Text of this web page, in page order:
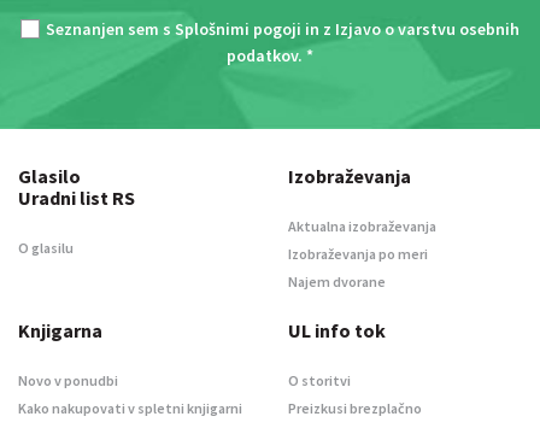
Seznanjen sem s Splošnimi pogoji in z Izjavo o varstvu osebnih
podatkov. *
Glasilo
Uradni list RS
O glasilu
Izobraževanja
Aktualna izobraževanja
Izobraževanja po meri
Najem dvorane
Knjigarna
Novo v ponudbi
Kako nakupovati v spletni knjigarni
UL info tok
O storitvi
Preizkusi brezplačno